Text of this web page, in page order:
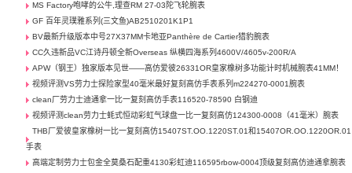
MS Factory咆哮的公牛,理查RM 27-03陀飞轮腕表
GF 百年灵璞雅系列(三文鱼)AB2510201K1P1
BV最新升级版本中号27X37MM卡地亚Panthère de Cartier猎豹腕表
CC久违新品VC江诗丹顿全新Overseas 纵横四海系列4600V/4605v-200R/A
APW（钢王）独家版本见世——高仿爱彼26331OR皇家橡树多功能计时机械腕表41MM！
视频评测VS劳力士探险家型40毫米最好复刻高仿手表系列m224270-0001腕表
clean厂劳力士迪通拿一比一复刻高仿手表116520-78590 白钢迪
视频评测clean劳力士蚝式恒动彩虹气球盘一比一复刻高仿124300-0008（41毫米）腕表
THB厂爱彼皇家橡树一比一复刻高仿15407ST.OO.1220ST.01和15407OR.OO.1220OR.01
手表
高端定制劳力士包金全莫桑石配重4130彩虹迪116595rbow-0004顶级复刻高仿迪通拿腕表